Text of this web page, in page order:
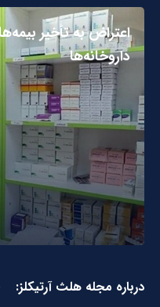
اعتراض به تأخیر
داروخانه‌ها
درباره مجله هلث آرتیکلز: